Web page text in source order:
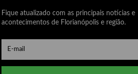
Fique atualizado com as principais notícias e
acontecimentos de Florianópolis e região.